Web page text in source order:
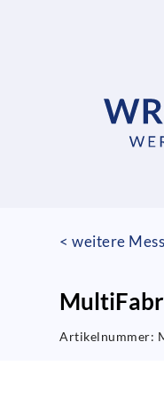
< weitere
Artikelnummer: